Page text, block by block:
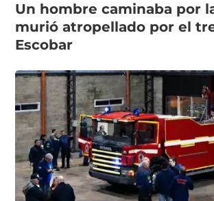
Un hombre caminaba por
murió atropellado por el
Escobar